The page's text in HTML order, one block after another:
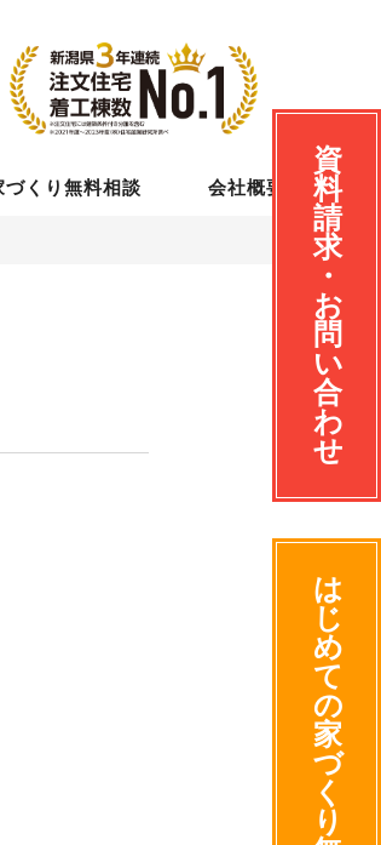
づくり無料相談 会社概要
資
料
請
求
・
お
問
い
合
わ
せ
は
じ
め
て
の
家
づ
く
り